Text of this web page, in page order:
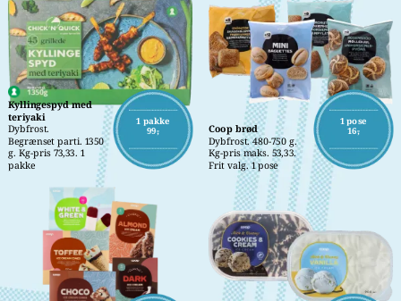
1 pakke
99,-
Kyllingespyd med
teriyaki
Dybfrost.
Begrænset parti. 1350
g. Kg-pris 73,33. 1
pakke
1 pose
16,-
Coop brød
Dybfrost. 480-750 g.
Kg-pris maks. 53,33.
Frit valg. 1 pose